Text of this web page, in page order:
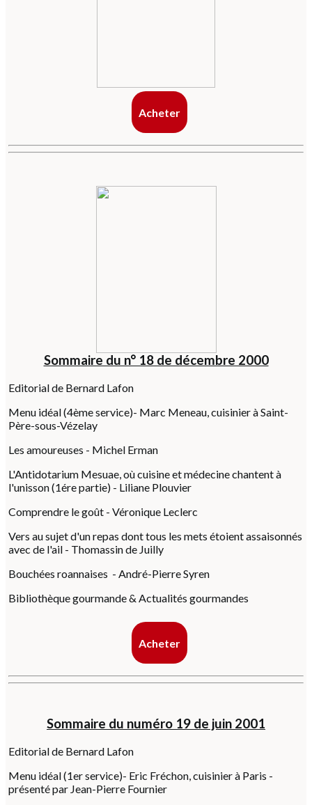
Acheter
Sommaire du n° 18 de décembre 2000
Editorial de Bernard Lafon
Menu idéal (4ème service)- Marc Meneau, cuisinier à Saint-
Père-sous-Vézelay
Les amoureuses - Michel Erman
L'Antidotarium Mesuae, où cuisine et médecine chantent à
l'unisson (1ére partie) - Liliane Plouvier
Comprendre le goût - Véronique Leclerc
Vers au sujet d'un repas dont tous les mets étoient assaisonnés
avec de l'ail - Thomassin de Juilly
Bouchées roannaises - André-Pierre Syren
Bibliothèque gourmande & Actualités gourmandes
Acheter
Sommaire du numéro 19 de juin 2001
Editorial de Bernard Lafon
Menu idéal (1er service)- Eric Fréchon, cuisinier à Paris -
présenté par Jean-Pierre Fournier